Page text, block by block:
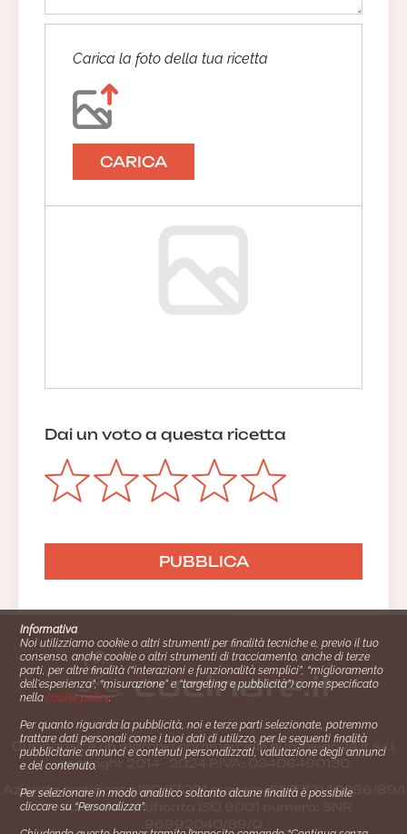
Carica la foto della tua ricetta
CARICA
Dai un voto a questa ricetta
Cucinare.it è un marchio commerciale di Impiego24.it s.r.l.
copyright 2014 - 2024 P.IVA: 03406490130
Azienda certiﬁcata ISO 27001 numero: SNR 73140386/89/I
- Azienda certiﬁcata ISO 9001 numero: SNR
Informativa
Noi utilizziamo cookie o altri strumenti per finalità tecniche e, previo il tuo
consenso, anche cookie o altri strumenti di tracciamento, anche di terze
parti, per altre finalità (“interazioni e funzionalità semplici”, “miglioramento
dell'esperienza”, “misurazione” e “targeting e pubblicità”) come specificato
nellacookie policy.
Per quanto riguarda la pubblicità, noi e terze parti selezionate, potremmo
trattare dati personali come i tuoi dati di utilizzo, per le seguenti finalità
pubblicitarie: annunci e contenuti personalizzati, valutazione degli annunci
e del contenuto.
Per selezionare in modo analitico soltanto alcune finalità è possibile
cliccare su “Personalizza”.